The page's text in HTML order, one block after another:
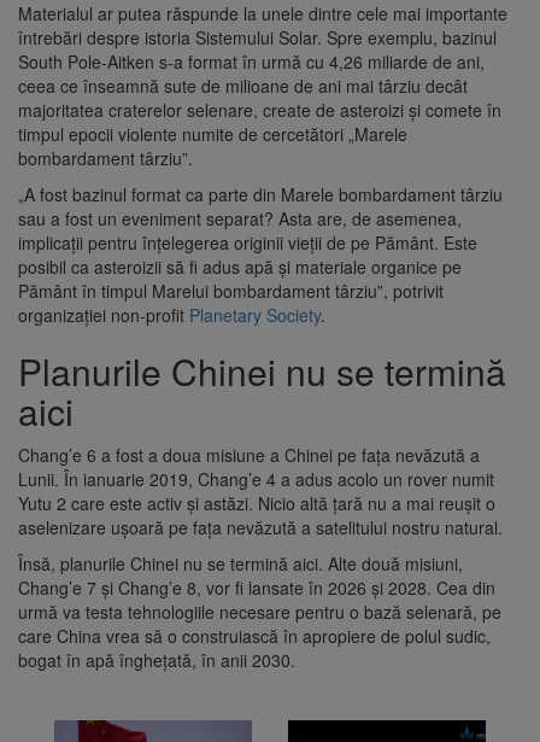
Materialul ar putea răspunde la unele dintre cele mai importante
întrebări despre istoria Sistemului Solar. Spre exemplu, bazinul
South Pole-Aitken s-a format în urmă cu 4,26 miliarde de ani,
ceea ce înseamnă sute de milioane de ani mai târziu decât
majoritatea craterelor selenare, create de asteroizi și comete în
timpul epocii violente numite de cercetători „Marele
bombardament târziu”.
„A fost bazinul format ca parte din Marele bombardament târziu
sau a fost un eveniment separat? Asta are, de asemenea,
implicații pentru înțelegerea originii vieții de pe Pământ. Este
posibil ca asteroizii să fi adus apă și materiale organice pe
Pământ în timpul Marelui bombardament târziu”, potrivit
organizației non-profit Planetary Society.
Planurile Chinei nu se termină
aici
Chang’e 6 a fost a doua misiune a Chinei pe fața nevăzută a
Lunii. În ianuarie 2019, Chang’e 4 a adus acolo un rover numit
Yutu 2 care este activ și astăzi. Nicio altă țară nu a mai reușit o
aselenizare ușoară pe fața nevăzută a satelitului nostru natural.
Însă, planurile Chinei nu se termină aici. Alte două misiuni,
Chang’e 7 și Chang’e 8, vor fi lansate în 2026 și 2028. Cea din
urmă va testa tehnologiile necesare pentru o bază selenară, pe
care China vrea să o construiască în apropiere de polul sudic,
bogat în apă înghețată, în anii 2030.